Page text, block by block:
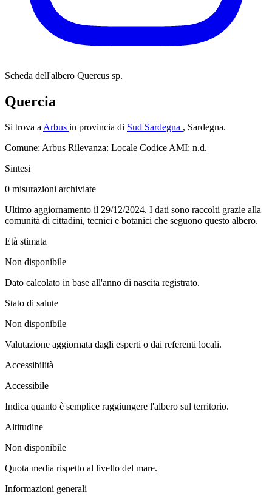
Scheda dell'albero Quercus sp.
Quercia
Si trova a Arbus in provincia di Sud Sardegna , Sardegna.
Comune: Arbus Rilevanza: Locale Codice AMI: n.d.
Sintesi
0 misurazioni archiviate
Ultimo aggiornamento il 29/12/2024. I dati sono raccolti grazie alla
comunità di cittadini, tecnici e botanici che seguono questo albero.
Età stimata
Non disponibile
Dato calcolato in base all'anno di nascita registrato.
Stato di salute
Non disponibile
Valutazione aggiornata dagli esperti o dai referenti locali.
Accessibilità
Accessibile
Indica quanto è semplice raggiungere l'albero sul territorio.
Altitudine
Non disponibile
Quota media rispetto al livello del mare.
Informazioni generali